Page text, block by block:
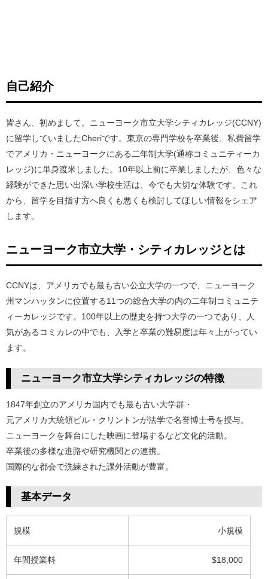
自己紹介
皆さん、初めまして。ニューヨーク市立大学シティカレッジ(CCNY)
に留学していましたCheriです。東京の専門学校を卒業後、私費留学
でアメリカ・ニューヨークにある二年制大学(通称コミュニティーカ
レッジ)に単身渡米しました。10年以上前に卒業しましたが、色々な
経験ができた思い出深い学校生活は、今でも大切な体験です。これ
から、留学を目指す方へ良くも悪くも検討してほしい情報をシェア
します。
ニューヨーク市立大学・シティカレッジとは
CCNYは、アメリカでも最も古い公立大学の一つで、ニューヨーク
州マンハッタンに位置する11つの総合大学の内の二年制コミュニテ
ィーカレッジです。100年以上の歴史を持つ大学の一つであり、人
気があるコミカレの中でも、入学と卒業の難易度は年々上がってい
ます。
ニューヨーク市立大学シティカレッジの特徴
1847年創立のアメリカ国内でも最も古い大学群・
元アメリカ大統領ビル・クリントンが法学で名誉博士号を授与。
ニューヨークを舞台にした映画に登場するなど文化的活動。
卒業後の多様な進路や研究機関との連携。
国際的な都会で洗練された課外活動が豊富。
基本データ
規模 小規模
年間授業料 $18,000